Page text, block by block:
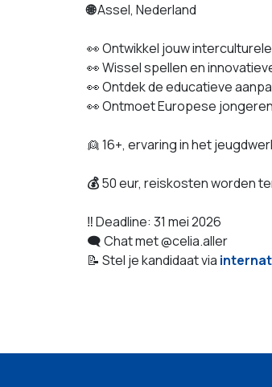
🌐Assel, Nederland
👀 Ontwikkel jouw
👀 Wissel spellen en
👀 Ontdek de educatieve
👀 Ontmoet Europese
👱 16+, ervaring in het
💰50 eur, reiskosten worden
‼ Deadline: 31 mei 2026
🗨️ Chat met @celia.aller
📝 Stel je kandidaat via